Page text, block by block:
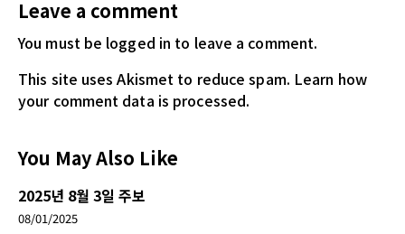
Leave a comment
You must be logged in to leave a comment.
This site uses Akismet to reduce spam. Learn how
your comment data is processed.
You May Also Like
2025년 8월 3일 주보
08/01/2025